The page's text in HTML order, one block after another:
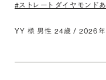
#ストレート ダイヤモンド
YY 様 男性 24歳 / 2026